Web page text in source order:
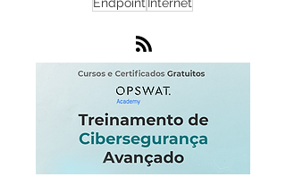
MetaDefenderZero DayICS
EndpointInternet